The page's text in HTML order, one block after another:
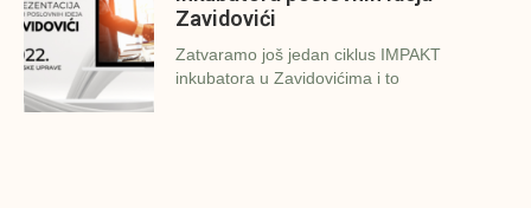
Zavidovići
Zatvaramo još jedan ciklus IMPAKT
inkubatora u Zavidovićima i to